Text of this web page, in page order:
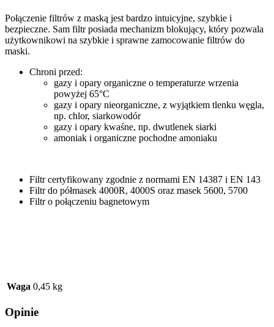
Połączenie filtrów z maską jest bardzo intuicyjne, szybkie i
bezpieczne. Sam filtr posiada mechanizm blokujący, który pozwala
użytkownikowi na szybkie i sprawne zamocowanie filtrów do
maski.
Chroni przed:
gazy i opary organiczne o temperaturze wrzenia
powyżej 65°C
gazy i opary nieorganiczne, z wyjątkiem tlenku węgla,
np. chlor, siarkowodór
gazy i opary kwaśne, np. dwutlenek siarki
amoniak i organiczne pochodne amoniaku
Filtr certyfikowany zgodnie z normami EN 14387 i EN 143
Filtr do półmasek 4000R, 4000S oraz masek 5600, 5700
Filtr o połączeniu bagnetowym
Waga 0,45 kg
Opinie